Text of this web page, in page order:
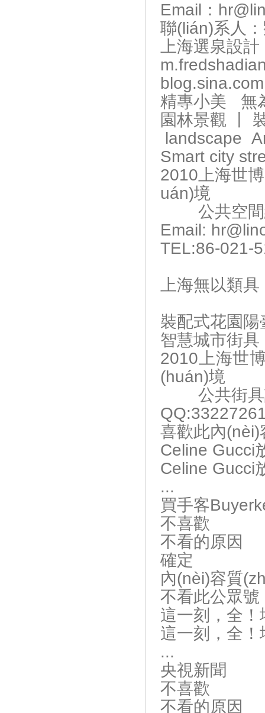
Email：
聯(lián)系人
上海選泉設計
精專小美 無
園林景觀 丨
landscape
Smart city
2010上海世
uán)境
公共空間
Email:
TEL:86-021-
上海無以類具
裝配式花園陽
智慧城市街
2010上海世
(huán)境
公共街具
喜歡此內
Celine Gucci
Celine Gucci
...
買手客
不喜歡
不看的原因
確定
內(nèi)容質
不看此公眾號
這一刻，全
這一刻，全！
...
央視新聞
不喜歡
不看的原因